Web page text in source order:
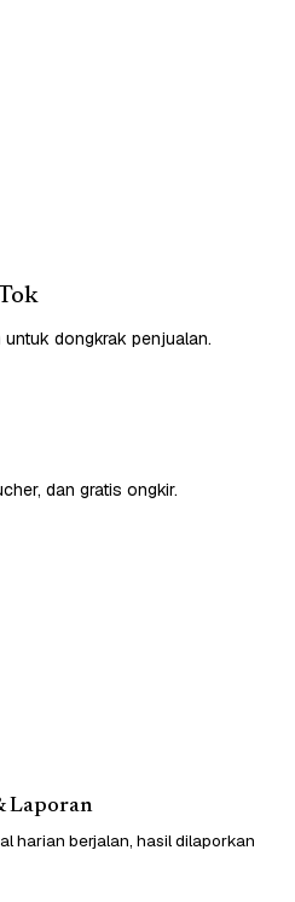
dongkrak penjualan.
dan gratis ongkir.
Laporan
harian berjalan, hasil dilaporkan